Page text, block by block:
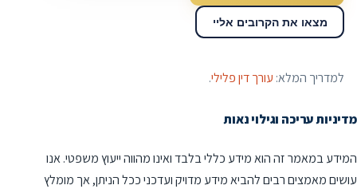
מצאו את הקרובים אליי
למדריך המלא: עורך דין פלילי.
מדיניות עריכה וגילוי נאות
המידע במאמר זה הוא מידע כללי בלבד ואינו מהווה ייעוץ משפטי. אנו
עושים מאמצים רבים להביא מידע מדויק ועדכני ככל הניתן, אך מומלץ